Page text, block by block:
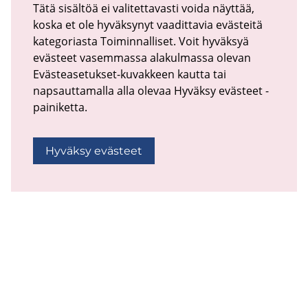
Tätä sisältöä ei valitettavasti voida näyttää,
koska et ole hyväksynyt vaadittavia evästeitä
kategoriasta Toiminnalliset. Voit hyväksyä
evästeet vasemmassa alakulmassa olevan
Evästeasetukset-kuvakkeen kautta tai
napsauttamalla alla olevaa Hyväksy evästeet -
painiketta.
Hyväksy evästeet